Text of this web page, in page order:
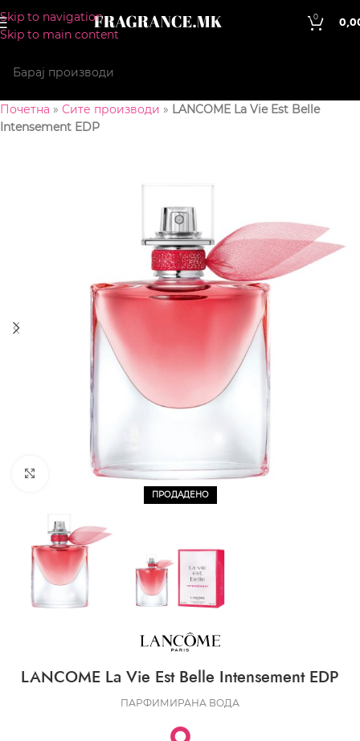
Skip to navigation
Skip to main content
0
Почетна » Сите производи » LANCOME La Vie Est Belle
Intensement EDP
ПРОДАДЕНО
CLICK TO ENLARGE
LANCOME La Vie Est Belle Intensement EDP
ПАРФИМИРАНА ВОДА